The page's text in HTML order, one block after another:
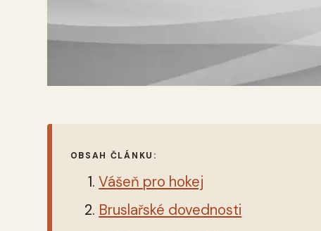
OBSAH ČLÁNKU:
Vášeň pro hokej
Bruslařské dovednosti